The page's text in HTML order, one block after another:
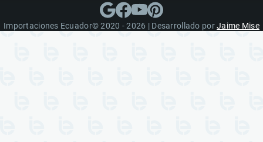
Importaciones Ecuador© 2020 - 2026 | Desarrollado porJaime Mise